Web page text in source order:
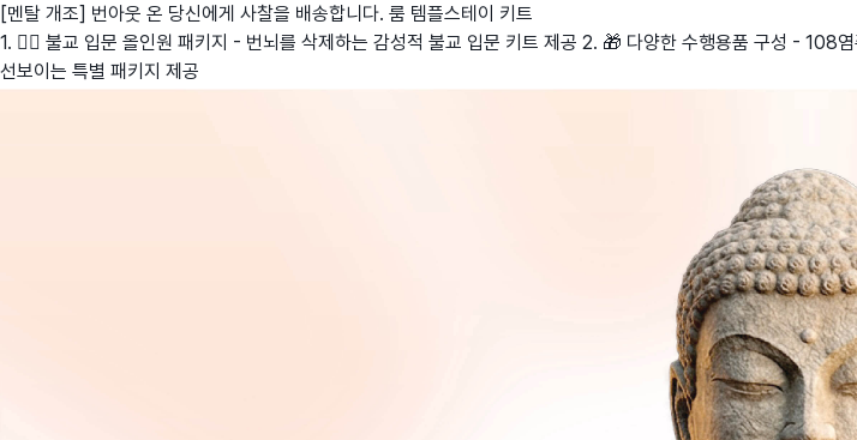
[멘탈 개조] 번아웃 온 당신에게 사찰을 배송합니다. 룸 템플스테이 키트
1. 🧘‍♂️ 불교 입문 올인원 패키지 - 번뇌를 삭제하는 감성적 불교 입문 키트 제공 2. 🎁 다양한 수행용품 구성 -
선보이는 특별 패키지 제공